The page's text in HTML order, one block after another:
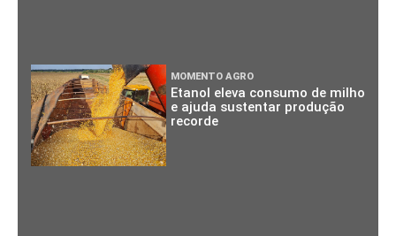
MOMENTO AGRO
Etanol eleva consumo de milho
e ajuda sustentar produção
recorde